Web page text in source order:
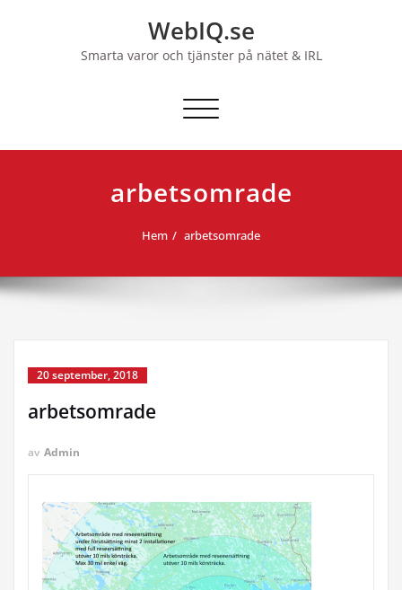
WebIQ.se
Smarta varor och tjänster på nätet & IRL
Slå på/av navigering
arbetsomrade
Hem arbetsomrade
20 september, 2018
arbetsomrade
av Admin